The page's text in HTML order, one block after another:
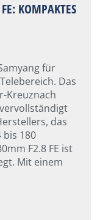
KOMPAKTES
für
Das
Kreuznach
vervollständigt
das
180
F2.8 FE ist
Mit einem